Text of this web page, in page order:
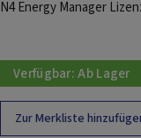
N4 Energy Manager
Verfügbar:Ab Lager
Zur Merkliste